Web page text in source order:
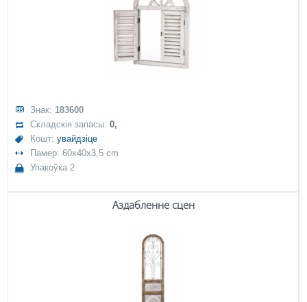
Знак: 183600
Складскія запасы:0,
Кошт:увайдзіце
Памер: 60x40x3,5 cm
Упакоўка 2
Аздабленне сцен